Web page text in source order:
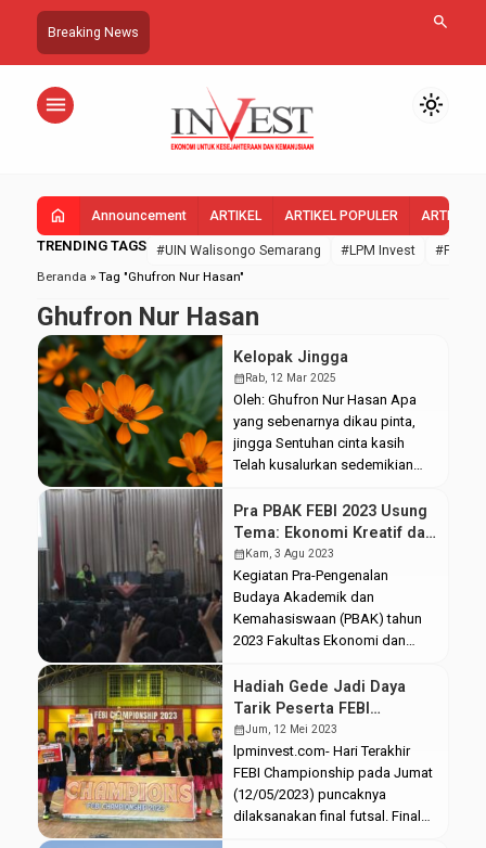
Breaking News search
menu light_mode
home Announcement ARTIKEL ARTIKEL POPULER ARTIKEL
TRENDING TAGS #UIN Walisongo Semarang #LPM Invest
#FEBI
Beranda » Tag "Ghufron Nur Hasan"
Ghufron Nur Hasan
Kelopak Jingga
calendar_monthRab, 12 Mar 2025
Oleh: Ghufron Nur Hasan Apa
yang sebenarnya dikau pinta,
jingga Sentuhan cinta kasih
Telah kusalurkan sedemikian
kesadaran, mana yang tak
kuberi Segala gundah gulana
tanpa sebabmu Terasa segar
mengalir deras Tusukan duri-
duri kecilmu terasa begitu tajam
Menghujam bibit rasa yang telah
tumbuh Waktu berbelas kasih
kembangkan pedih ini […]
Pra PBAK FEBI 2023 Usung
Tema: Ekonomi Kreatif dan
Pilar Perekonomian Masa
Depan Indonesia
calendar_monthKam, 3 Agu 2023
Kegiatan Pra-Pengenalan
Budaya Akademik dan
Kemahasiswaan (PBAK) tahun
2023 Fakultas Ekonomi dan
Seminar Lokakarya.
Mengangkat tema “Ekonomi
kreatif sebagai pilar
perekonomian masa depan
Indonesia”. Seminar ini dihadiri
sebanyak 713 Mahasiswa Baru
(MABA) FEBI (03/08/23). Reza
Hadiah Gede Jadi Daya
Tarik Peserta FEBI
Championship
calendar_monthJum, 12 Mei 2023
lpminvest.com- Hari Terakhir
FEBI Championship pada Jumat
(12/05/2023) puncaknya
dilaksanakan final futsal. Final